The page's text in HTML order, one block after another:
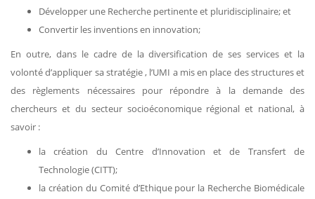
Développer une Recherche pertinente et pluridisciplinaire; et
Convertir les inventions en innovation;
En outre, dans le cadre de la diversification de ses services et la
volonté d’appliquer sa stratégie , l’UMI a mis en place des structures et
des règlements nécessaires pour répondre à la demande des
chercheurs et du secteur socioéconomique régional et national, à
savoir :
la création du Centre d’Innovation et de Transfert de
Technologie (CITT);
la création du Comité d’Ethique pour la Recherche Biomédicale